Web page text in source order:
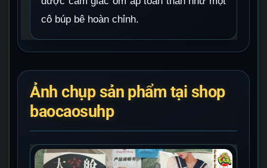
cô búp bê hoàn chỉnh.
Ảnh chụp sản phẩm tại shop
baocaosuhp